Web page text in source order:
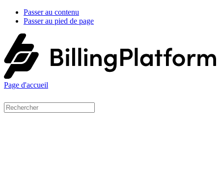
Passer au contenu
Passer au pied de page
Page d'accueil